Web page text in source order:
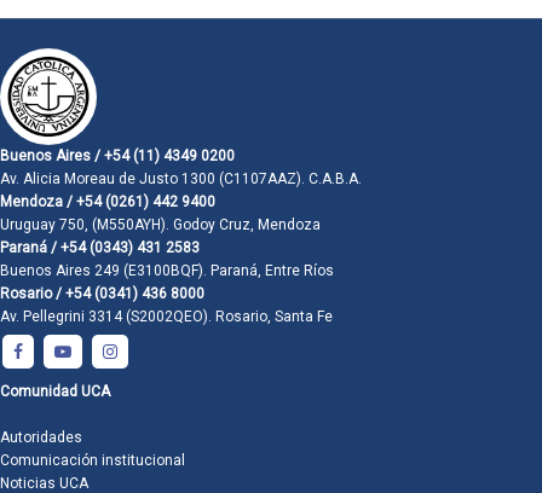
Buenos Aires / +54 (11) 4349 0200
Av. Alicia Moreau de Justo 1300 (C1107AAZ). C.A.B.A.
Mendoza / +54 (0261) 442 9400
Uruguay 750, (M550AYH). Godoy Cruz, Mendoza
Paraná / +54 (0343) 431 2583
Buenos Aires 249 (E3100BQF). Paraná, Entre Ríos
Rosario / +54 (0341) 436 8000
Av. Pellegrini 3314 (S2002QEO). Rosario, Santa Fe
Comunidad UCA
Autoridades
Comunicación institucional
Noticias UCA